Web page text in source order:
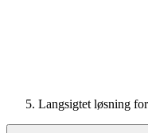
Langsigtet løsning